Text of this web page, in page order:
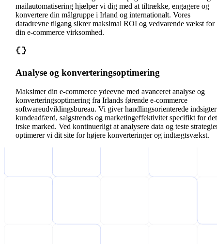
mailautomatisering hjælper vi dig med at tiltrække, engagere og
konvertere din målgruppe i Irland og internationalt. Vores
datadrevne tilgang sikrer maksimal ROI og vedvarende vækst for
din e-commerce virksomhed.
Analyse og konverteringsoptimering
Maksimer din e-commerce ydeevne med avanceret analyse og
konverteringsoptimering fra Irlands førende e-commerce
softwareudviklingsbureau. Vi giver handlingsorienterede
kundeadfærd, salgstrends og marketingeffektivitet specifikt for det
irske marked. Ved kontinuerligt at analysere data og teste
optimerer vi dit site for højere konverteringer og indtægtsvækst.